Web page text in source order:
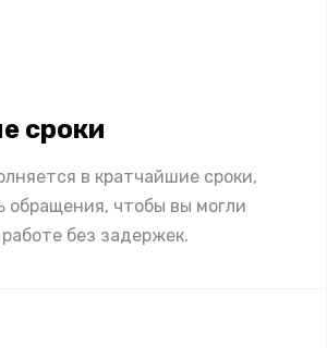
сроки
в кратчайшие сроки,
обращения, чтобы вы могли
без задержек.